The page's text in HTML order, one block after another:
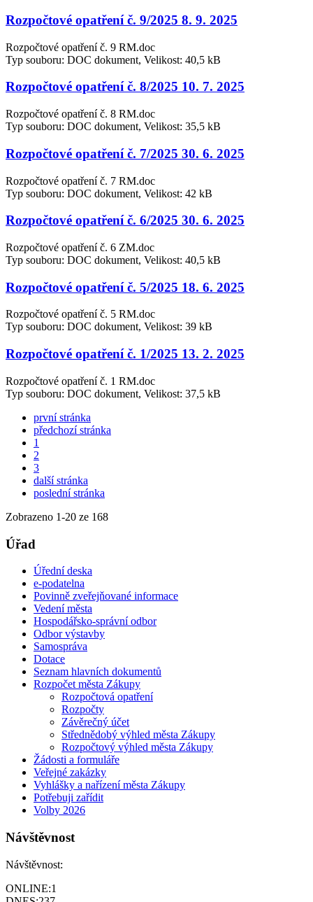
Rozpočtové opatření č. 9/2025 8. 9. 2025
Rozpočtové opatření č. 9 RM.doc
Typ souboru: DOC dokument, Velikost: 40,5 kB
Rozpočtové opatření č. 8/2025 10. 7. 2025
Rozpočtové opatření č. 8 RM.doc
Typ souboru: DOC dokument, Velikost: 35,5 kB
Rozpočtové opatření č. 7/2025 30. 6. 2025
Rozpočtové opatření č. 7 RM.doc
Typ souboru: DOC dokument, Velikost: 42 kB
Rozpočtové opatření č. 6/2025 30. 6. 2025
Rozpočtové opatření č. 6 ZM.doc
Typ souboru: DOC dokument, Velikost: 40,5 kB
Rozpočtové opatření č. 5/2025 18. 6. 2025
Rozpočtové opatření č. 5 RM.doc
Typ souboru: DOC dokument, Velikost: 39 kB
Rozpočtové opatření č. 1/2025 13. 2. 2025
Rozpočtové opatření č. 1 RM.doc
Typ souboru: DOC dokument, Velikost: 37,5 kB
první stránka
předchozí stránka
1
2
3
další stránka
poslední stránka
Zobrazeno 1-20 ze 168
Úřad
Úřední deska
e-podatelna
Povinně zveřejňované informace
Vedení města
Hospodářsko-správní odbor
Odbor výstavby
Samospráva
Dotace
Seznam hlavních dokumentů
Rozpočet města Zákupy
Rozpočtová opatření
Rozpočty
Závěrečný účet
Střednědobý výhled města Zákupy
Rozpočtový výhled města Zákupy
Žádosti a formuláře
Veřejné zakázky
Vyhlášky a nařízení města Zákupy
Potřebuji zařídit
Volby 2026
Návštěvnost
Návštěvnost:
ONLINE:1